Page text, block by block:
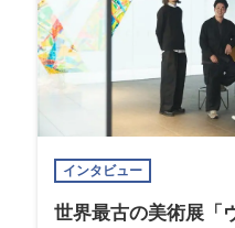
インタビュー
世界最古の美術展「